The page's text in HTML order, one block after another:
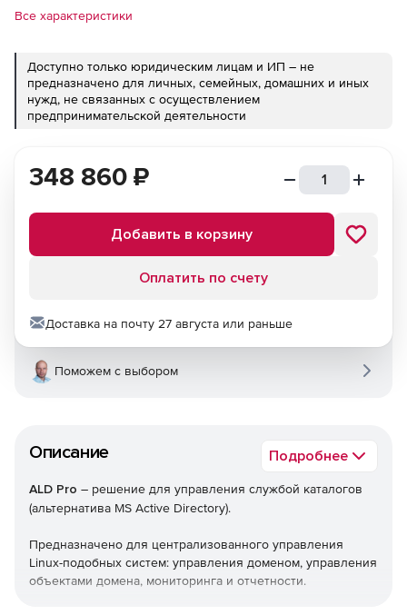
Все характеристики
Доступно только юридическим лицам и ИП – не
предназначено для личных, семейных, домашних и иных
нужд, не связанных с осуществлением
предпринимательской деятельности
Описание Подробнее
ALD Pro – решение для управления службой каталогов
(альтернатива MS Active Directory).
Предназначено для централизованного управления
Linux-подобных систем: управления доменом, управления
объектами домена, мониторинга и отчетности.
348 860 ₽
Добавить в корзину
Оплатить по счету
Доставка на почту 27 августа или раньше
Поможем с выбором